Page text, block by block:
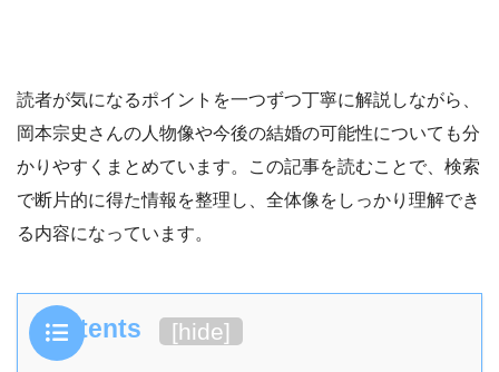
読者が気になるポイントを一つずつ丁寧に解説しながら、
岡本宗史さんの人物像や今後の結婚の可能性についても分
かりやすくまとめています。この記事を読むことで、検索
で断片的に得た情報を整理し、全体像をしっかり理解でき
る内容になっています。
Contents [hide]